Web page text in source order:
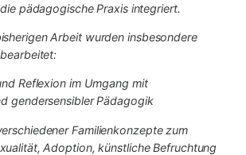
pädagogische Praxis integriert.
Arbeit wurden insbesondere
Reflexion im Umgang mit
gendersensibler Pädagogik
Familienkonzepte zum
Adoption, künstliche Befruchtung